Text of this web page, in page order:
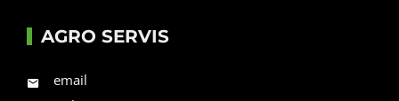
AGRO SERVIS
email